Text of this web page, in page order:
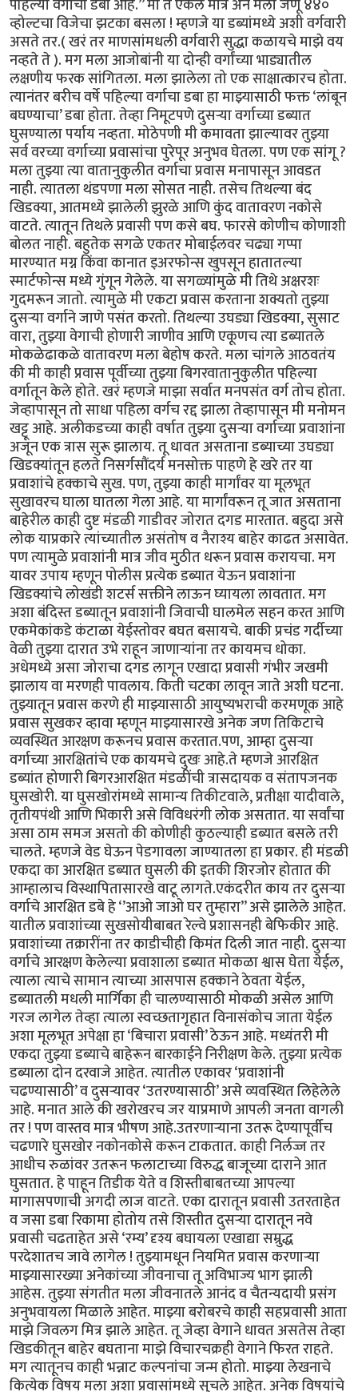
पहिल्या वर्गाचा डबा आहे.’’ मी ते ऐकले मात्र अन मला जणू ४४०
व्होल्टचा विजेचा झटका बसला ! म्हणजे या डब्यांमध्ये अशी वर्गवारी
असते तर.( खरं तर माणसांमधली वर्गवारी सुद्धा कळायचे माझे वय
नव्हते ते ). मग मला आजोबांनी या दोन्ही वर्गांच्या भाड्यातील
लक्षणीय फरक सांगितला. मला झालेला तो एक साक्षात्कारच होता.
त्यानंतर बरीच वर्षे पहिल्या वर्गाचा डबा हा माझ्यासाठी फक्त ‘लांबून
बघण्याचा’ डबा होता. तेव्हा निमूटपणे दुसऱ्या वर्गाच्या डब्यात
घुसण्याला पर्याय नव्हता. मोठेपणी मी कमावता झाल्यावर तुझ्या
सर्व वरच्या वर्गाच्या प्रवासांचा पुरेपूर अनुभव घेतला. पण एक सांगू ?
मला तुझ्या त्या वातानुकुलीत वर्गाचा प्रवास मनापासून आवडत
नाही. त्यातला थंडपणा मला सोसत नाही. तसेच तिथल्या बंद
खिडक्या, आतमध्ये झालेली झुरळे आणि कुंद वातावरण नकोसे
वाटते. त्यातून तिथले प्रवासी पण कसे बघ. फारसे कोणीच कोणाशी
बोलत नाही. बहुतेक सगळे एकतर मोबाईलवर चढ्या गप्पा
मारण्यात मग्न किंवा कानात इअरफोन्स खुपसून हातातल्या
स्मार्टफोन्स मध्ये गुंगून गेलेले. या सगळ्यांमुळे मी तिथे अक्षरशः
गुदमरून जातो. त्यामुळे मी एकटा प्रवास करताना शक्यतो तुझ्या
दुसऱ्या वर्गाने जाणे पसंत करतो. तिथल्या उघड्या खिडक्या, सुसाट
वारा, तुझ्या वेगाची होणारी जाणीव आणि एकूणच त्या डब्यातले
मोकळेढाकळे वातावरण मला बेहोष करते. मला चांगले आठवतंय
की मी काही प्रवास पूर्वीच्या तुझ्या बिगरवातानुकुलीत पहिल्या
वर्गातून केले होते. खरं म्हणजे माझा सर्वात मनपसंत वर्ग तोच होता.
जेव्हापासून तो साधा पहिला वर्गच रद्द झाला तेव्हापासून मी मनोमन
खट्टू आहे. अलीकडच्या काही वर्षात तुझ्या दुसऱ्या वर्गाच्या प्रवाशांना
अजून एक त्रास सुरू झालाय. तू धावत असताना डब्याच्या उघड्या
खिडक्यांतून हलते निसर्गसौंदर्य मनसोक्त पाहणे हे खरे तर या
प्रवाशांचे हक्काचे सुख. पण, तुझ्या काही मार्गांवर या मूलभूत
सुखावरच घाला घातला गेला आहे. या मार्गांवरून तू जात असताना
बाहेरील काही दुष्ट मंडळी गाडीवर जोरात दगड मारतात. बहुदा असे
लोक याप्रकारे त्यांच्यातील असंतोष व नैराश्य बाहेर काढत असावेत.
पण त्यामुळे प्रवाशांनी मात्र जीव मुठीत धरून प्रवास करायचा. मग
यावर उपाय म्हणून पोलीस प्रत्येक डब्यात येऊन प्रवाशांना
खिडक्यांचे लोखंडी शटर्स सक्तीने लाऊन घ्यायला लावतात. मग
अशा बंदिस्त डब्यातून प्रवाशांनी जिवाची घालमेल सहन करत आणि
एकमेकांकडे कंटाळा येईस्तोवर बघत बसायचे. बाकी प्रचंड गर्दीच्या
वेळी तुझ्या दारात उभे राहून जाणाऱ्यांना तर कायमच धोका.
अधेमध्ये असा जोराचा दगड लागून एखादा प्रवासी गंभीर जखमी
झालाय वा मरणही पावलाय. किती चटका लावून जाते अशी घटना.
तुझ्यातून प्रवास करणे ही माझ्यासाठी आयुष्यभराची करमणूक आहे
प्रवास सुखकर व्हावा म्हणून माझ्यासारखे अनेक जण तिकिटाचे
व्यवस्थित आरक्षण करूनच प्रवास करतात.पण, आम्हा दुसऱ्या
वर्गाच्या आरक्षितांचे एक कायमचे दुखः आहे.ते म्हणजे आरक्षित
डब्यांत होणारी बिगरआरक्षित मंडळींची त्रासदायक व संतापजनक
घुसखोरी. या घुसखोरांमध्ये सामान्य तिकीटवाले, प्रतीक्षा यादीवाले,
तृतीयपंथी आणि भिकारी असे विविधरंगी लोक असतात. या सर्वांचा
असा ठाम समज असतो की कोणीही कुठल्याही डब्यात बसले तरी
चालते. म्हणजे वेड घेऊन पेडगावला जाण्यातला हा प्रकार. ही मंडळी
एकदा का आरक्षित डब्यात घुसली की इतकी शिरजोर होतात की
आम्हालाच विस्थापितासारखे वाटू लागते.एकंदरीत काय तर दुसऱ्या
वर्गाचे आरक्षित डबे हे ‘’आओ जाओ घर तुम्हारा’’ असे झालेले आहेत.
यातील प्रवाशांच्या सुखसोयीबाबत रेल्वे प्रशासनही बेफिकीर आहे.
प्रवाशांच्या तक्रारींना तर काडीचीही किमंत दिली जात नाही. दुसऱ्या
वर्गाचे आरक्षण केलेल्या प्रवाशाला डब्यात मोकळा श्वास घेता येईल,
त्याला त्याचे सामान त्याच्या आसपास हक्काने ठेवता येईल,
डब्यातली मधली मार्गिका ही चालण्यासाठी मोकळी असेल आणि
गरज लागेल तेव्हा त्याला स्वच्छतागृहात विनासंकोच जाता येईल
अशा मूलभूत अपेक्षा हा ‘बिचारा प्रवासी’ ठेऊन आहे. मध्यंतरी मी
एकदा तुझ्या डब्याचे बाहेरून बारकाईने निरीक्षण केले. तुझ्या प्रत्येक
डब्याला दोन दरवाजे आहेत. त्यातील एकावर ‘प्रवाशांनी
चढण्यासाठी’ व दुसऱ्यावर ‘उतरण्यासाठी’ असे व्यवस्थित लिहेलेले
आहे. मनात आले की खरोखरच जर याप्रमाणे आपली जनता वागली
तर ! पण वास्तव मात्र भीषण आहे.उतरणाऱ्याना उतरू देण्यापूर्वीच
चढणारे घुसखोर नकोनकोसे करून टाकतात. काही निर्लज्ज तर
आधीच रुळांवर उतरून फलाटाच्या विरुद्ध बाजूच्या दाराने आत
घुसतात. हे पाहून तिडीक येते व शिस्तीबाबतच्या आपल्या
मागासपणाची अगदी लाज वाटते. एका दारातून प्रवासी उतरताहेत
व जसा डबा रिकामा होतोय तसे शिस्तीत दुसऱ्या दारातून नवे
प्रवासी चढताहेत असे ‘रम्य’ दृश्य बघायला एखाद्या सम्रुद्ध
परदेशातच जावे लागेल ! तुझ्यामधून नियमित प्रवास करणाऱ्या
माझ्यासारख्या अनेकांच्या जीवनाचा तू अविभाज्य भाग झाली
आहेस. तुझ्या संगतीत मला जीवनातले आनंद व चैतन्यदायी प्रसंग
अनुभवायला मिळाले आहेत. माझ्या बरोबरचे काही सहप्रवासी आता
माझे जिवलग मित्र झाले आहेत. तू जेव्हा वेगाने धावत असतेस तेव्हा
खिडकीतून बाहेर बघताना माझे विचारचक्रही वेगाने फिरत राहते.
मग त्यातूनच काही भन्नाट कल्पनांचा जन्म होतो. माझ्या लेखनाचे
कित्येक विषय मला अशा प्रवासांमध्ये सुचले आहेत. अनेक विषयांचे